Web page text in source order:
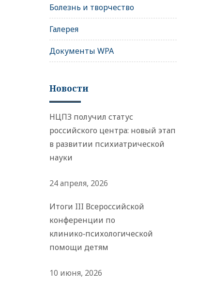
Болезнь и творчество
Галерея
Документы WPA
Новости
НЦПЗ получил статус
российского центра: новый этап
в развитии психиатрической
науки
24 апреля, 2026
Итоги III Всероссийской
конференции по
клинико‑психологической
помощи детям
10 июня, 2026